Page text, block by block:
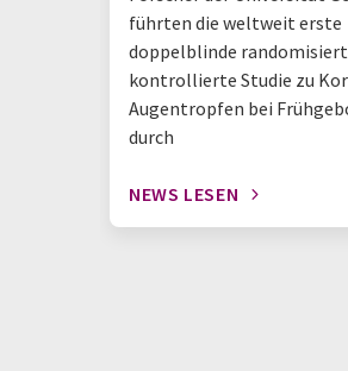
führten die weltweit erste
doppelblinde
kontrollierte Studie zu
Augentropfen bei
durch
NEWS LESEN